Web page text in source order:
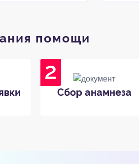
помощи
Сбор анамнеза